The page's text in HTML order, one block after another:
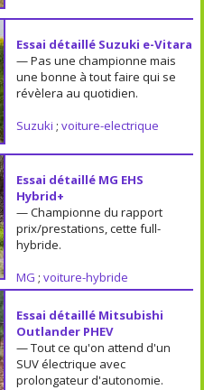
Essai détaillé Suzuki e-Vitara
— Pas une championne mais
une bonne à tout faire qui se
révèlera au quotidien.
Suzuki ; voiture-electrique
Essai détaillé MG EHS
Hybrid+
— Championne du rapport
prix/prestations, cette full-
hybride.
MG ; voiture-hybride
Essai détaillé Mitsubishi
Outlander PHEV
— Tout ce qu'on attend d'un
SUV électrique avec
prolongateur d'autonomie.